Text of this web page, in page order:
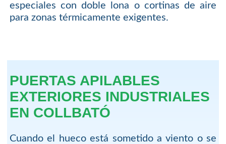
especiales con doble lona o cortinas de aire
para zonas térmicamente exigentes.
PUERTAS APILABLES
EXTERIORES INDUSTRIALES
EN COLLBATÓ
Cuando el hueco está sometido a viento o se